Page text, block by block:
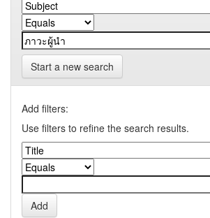
Start a new search
Add filters:
Use filters to refine the search results.